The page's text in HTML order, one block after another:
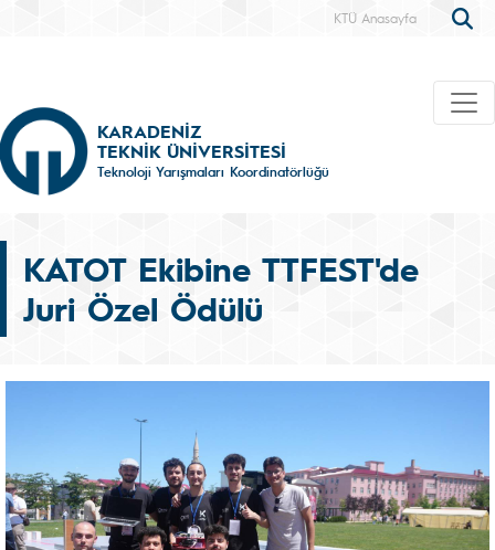
KTÜ Anasayfa
KARADENİZ
TEKNİK ÜNİVERSİTESİ
Teknoloji Yarışmaları Koordinatörlüğü
KATOT Ekibine TTFEST'de
Juri Özel Ödülü